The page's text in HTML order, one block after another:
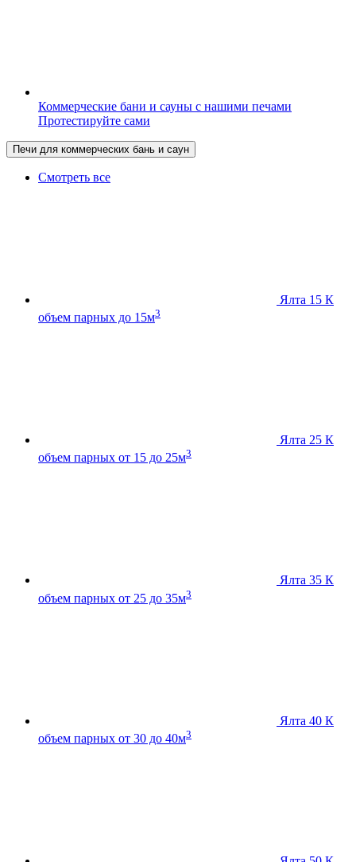
Коммерческие бани и сауны с нашими печами
Протестируйте сами
Печи для коммерческих бань и саун
Смотреть все
Ялта 15 К
объем парных до 15м3
Ялта 25 К
объем парных от 15 до 25м3
Ялта 35 К
объем парных от 25 до 35м3
Ялта 40 К
объем парных от 30 до 40м3